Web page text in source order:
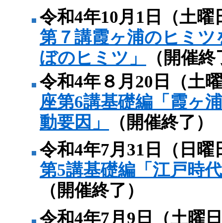
令和4年10月1日（土曜
第７講霞ヶ浦のヒミツ
ぼのヒミツ」
（開催
令和4年８月20日（土
座第6講基礎編「霞ヶ
動要因」
（開催終了）
令和4年7月31日（日曜
第5講基礎編「江戸時
（開催終了）
令和4年7月9日（土曜